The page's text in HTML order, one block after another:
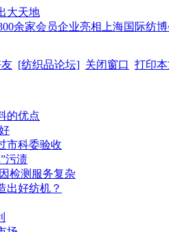
大天地
余家会员企业亮相上海国际纺
[纺织品论坛] 关闭窗口 打印
的优点
市科委验收
污渍
检测服务复杂
出好纺机？